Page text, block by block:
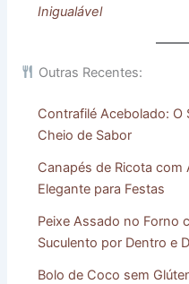
Inigualável
Outras Recentes:
Contrafilé Acebolado: O
Cheio de Sabor
Canapés de Ricota com
Elegante para Festas
Peixe Assado no Forno
Suculento por Dentro e
Bolo de Coco sem